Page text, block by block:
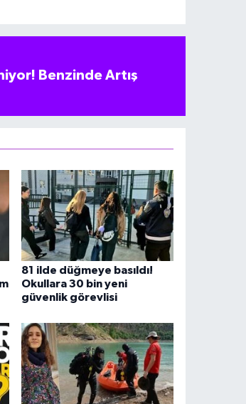
Benzinde Artış
81 ilde düğmeye basıldı!
Okullara 30 bin yeni
güvenlik görevlisi